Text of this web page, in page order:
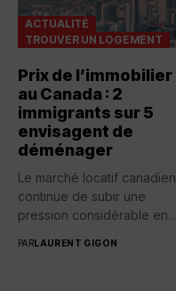
ACTUALITÉ
TROUVER UN LOGEMENT
Prix de l’immobilier
au Canada : 2
immigrants sur 5
envisagent de
déménager
Le marché locatif canadien
continue de subir une
pression considérable en
PARLAURENT GIGON